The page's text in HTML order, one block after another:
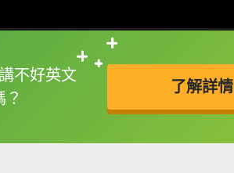
不好英文
了解詳情
下字幕可以直接查字典喔！